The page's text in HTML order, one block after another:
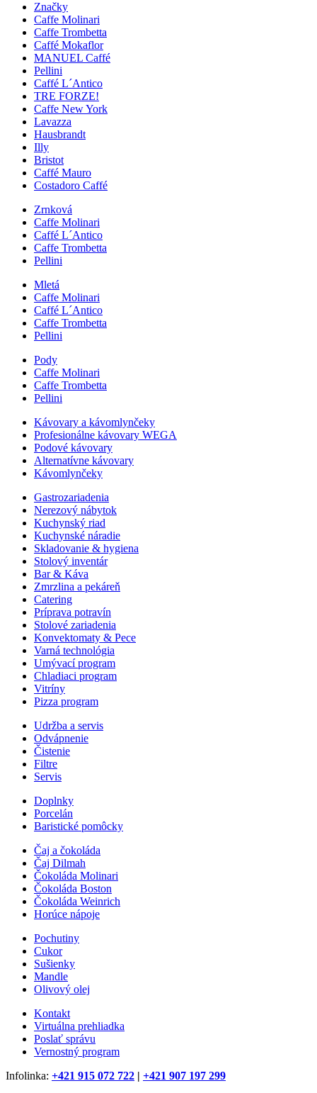
Značky
Caffe Molinari
Caffe Trombetta
Caffé Mokaflor
MANUEL Caffé
Pellini
Caffé L´Antico
TRE FORZE!
Caffe New York
Lavazza
Hausbrandt
Illy
Bristot
Caffé Mauro
Costadoro Caffé
Zrnková
Caffe Molinari
Caffé L´Antico
Caffe Trombetta
Pellini
Mletá
Caffe Molinari
Caffé L´Antico
Caffe Trombetta
Pellini
Pody
Caffe Molinari
Caffe Trombetta
Pellini
Kávovary a kávomlynčeky
Profesionálne kávovary WEGA
Podové kávovary
Alternatívne kávovary
Kávomlynčeky
Gastrozariadenia
Nerezový nábytok
Kuchynský riad
Kuchynské náradie
Skladovanie & hygiena
Stolový inventár
Bar & Káva
Zmrzlina a pekáreň
Catering
Príprava potravín
Stolové zariadenia
Konvektomaty & Pece
Varná technológia
Umývací program
Chladiaci program
Vitríny
Pizza program
Udržba a servis
Odvápnenie
Čistenie
Filtre
Servis
Doplnky
Porcelán
Baristické pomôcky
Čaj a čokoláda
Čaj Dilmah
Čokoláda Molinari
Čokoláda Boston
Čokoláda Weinrich
Horúce nápoje
Pochutiny
Cukor
Sušienky
Mandle
Olivový olej
Kontakt
Virtuálna prehliadka
Poslať správu
Vernostný program
Infolinka: +421 915 072 722 | +421 907 197 299